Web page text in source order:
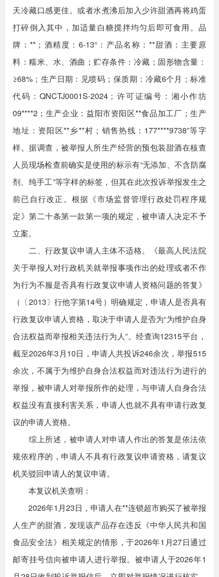
天冷藏口感更佳。或者水煮沸后加入少许甜酒再将鸡蛋
打碎倒入其中，加适量白糖搅拌均匀后即可食用。品
牌：**；酒精度：6-13°：产品名称：**甜酒：主要原
料：糯米、水、酒曲；贮存条件：冷藏；固形物含量：
≥68%；生产日期：见喷码；保质期：冷藏6个月；标准
代码：QNCTJ0001S-2024；许可证编号：湘小作坊
09****2；生产企业：益阳市资阳区**食品加工厂；生产
地址：资阳区**乡**村；销售热线：177****9738”等字
样。据调查，被举报人所生产经营的预包装甜酒在核查
人员现场检查前确实是使用的标示有“无添加、不含防腐
剂、纯手工”等字样的标签，但其在此次投诉举报发生之
前已自行改正。根据《市场监督管理行政处罚程序规
定》第二十条第一款第一项的规定，被申请人决定不予
立案。
二、行政复议申请人主体不适格。《最高人民法院
关于举报人对行政机关就举报事项作出的处理或者不作
为行为不服是否具有行政复议申请人资格问题的答复》
（〔2013〕行他字第14号）明确规定，申请人是否具有
行政复议申请人资格，取决于申请人是否为“为维护自身
合法权益而举报相关违法行为人”。经查询12315平台，
截至2026年3月10日，申请人共投诉246余次，举报515
余次，不属于为维护自身合法权益而对违法行为进行的
举报，被申请人对举报所作的处理，与申请人自身合法
权益没有直接利害关系，申请人也就不具有申请行政复
议的申请人资格。
综上所述，被申请人对申请人作出的答复是依法依
规依程序的，申请人不具有行政复议申请资格，请复议
机关驳回申请人的复议申请。
本复议机关查明：
2026年1月23日，申请人在**连锁超市购买了被举报
人生产的甜酒，发现该产品存在违反《中华人民共和国
食品安全法》相关规定的情形，于2026年1月27日通过
邮寄挂号信向被申请人进行举报。被申请人于2026年1